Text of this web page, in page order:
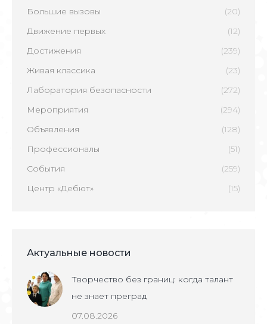
Большие вызовы
(20)
Движение первых
(12)
Достижения
(239)
Живая классика
(23)
Лаборатория безопасности
(272)
Мероприятия
(294)
Объявления
(128)
Профессионалы
(51)
События
(259)
Центр «Дебют»
(15)
Актуальные новости
Творчество без границ: когда талант
не знает преград
07.08.2026